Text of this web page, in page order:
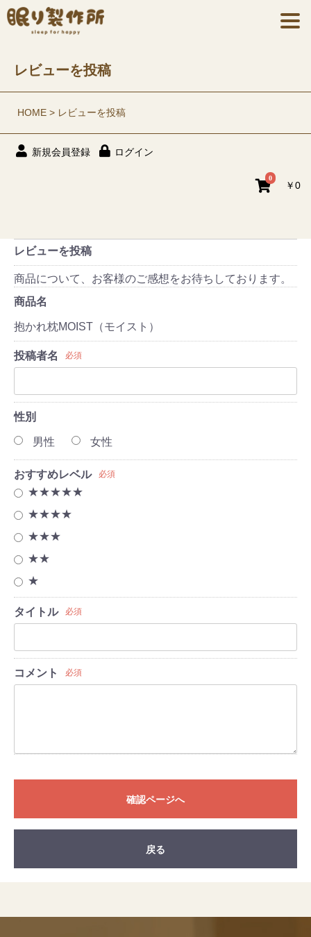
レビューを投稿
HOME レビューを投稿
新規会員登録 ログイン
0
￥0
レビューを投稿
商品について、お客様のご感想をお待ちしております。
商品名
抱かれ枕MOIST（モイスト）
投稿者名 必須
性別
男性 女性
おすすめレベル 必須
★★★★★
★★★★
★★★
★★
★
タイトル 必須
コメント 必須
確認ページへ
戻る